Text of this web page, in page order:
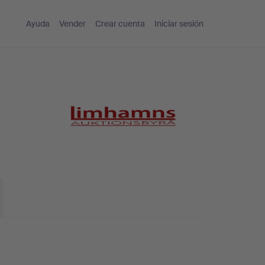
Ayuda Vender Crear cuenta Iniciar sesión